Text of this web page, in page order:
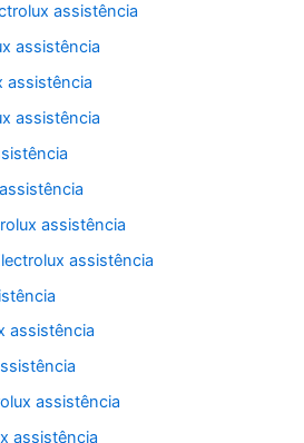
assistência
assistência
assistência
assistência
assistência
assistência
assistência
assistência
assistência